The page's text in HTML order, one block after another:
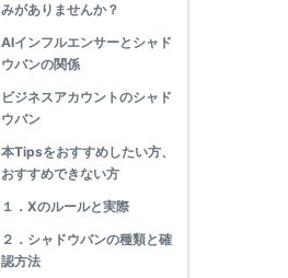
みがありませんか？
AIインフルエンサーとシャド
ウバンの関係
ビジネスアカウントのシャド
ウバン
本Tipsをおすすめしたい方、
おすすめできない方
１．Xのルールと実際
２．シャドウバンの種類と確
認方法